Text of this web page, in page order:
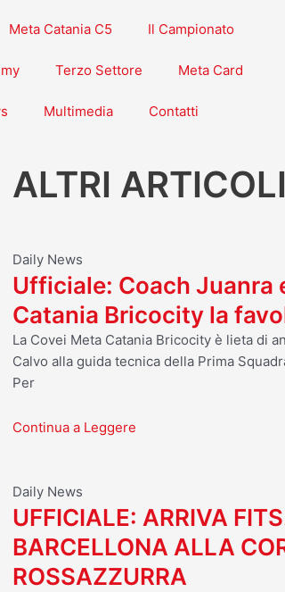
Meta Catania C5 Il Campionato
Terzo Settore Meta Card
Multimedia Contatti
ALTRI ARTICOLI
Daily News
Ufficiale: Coach Juanra
Catania Bricocity la
La Covei Meta Catania Bricocity è lieta di
Calvo alla guida tecnica della Prima
Per
Continua a Leggere
Daily News
UFFICIALE: ARRIVA
BARCELLONA ALLA
ROSSAZZURRA